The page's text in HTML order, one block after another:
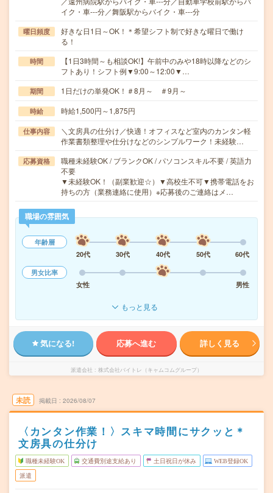
イク・車---分／舞阪駅からバイク・車---分
曜日頻度
好きな日1日～OK！＊希望シフト制で好きな曜日で働け
る！
時間
【1日3時間～も相談OK!】午前中のみや18時以降などのシ
フトあり！シフト例▼9:00～12:00▼…
期間 1日だけの単発OK！＃8月～ ＃9月～
時給 時給1,500円～1,875円
仕事内容
＼文房具の仕分け／快適！オフィスなど室内のカンタン軽
作業書類整理や仕分けなどのシンプルワーク！未経験…
応募資格
職種未経験OK / ブランクOK / パソコンスキル不要 / 英語力
不要
▼未経験OK！（副業歓迎☆）▼高校生不可▼携帯電話をお
持ちの方（業務連絡に使用）※応募後のご連絡はメ…
職場の雰囲気
年齢層
20代
30代 40代 50代
60代
男女比率
女性
男性
もっと見る
気になる! 応募へ進む 詳しく見る
派遣会社 株式会社バイトレ（キャムコムグループ）
未読 掲載日 2026/08/07
〈カンタン作業！〉スキマ時間にサクッと＊
文房具の仕分け
職種未経験OK 交通費別途支給あり 土日祝日が休み WEB登録OK
派遣